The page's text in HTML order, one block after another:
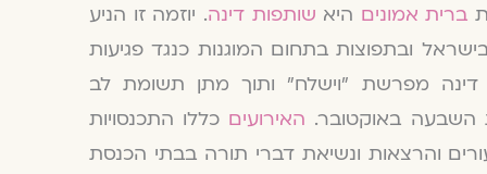
ברית אמונים היא שותפות דינה. יוזמה זו הניע
ובתפוצות בתחום המוגנות כנגד פגיעות
מפרשת ״וישלח״ ותוך מתן תשומת לב
השבעה באוקטובר. האירועים כללו התכנסויות
והרצאות ונשיאת דברי תורה בבתי הכנסת